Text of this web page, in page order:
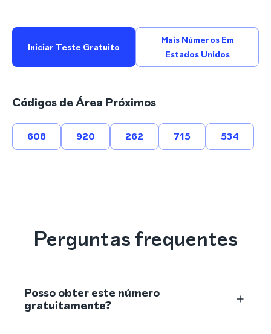
Iniciar Teste Gratuito
Mais Números Em
Estados Unidos
Códigos de Área Próximos
608 920 262 715 534
Perguntas frequentes
Posso obter este número
gratuitamente?